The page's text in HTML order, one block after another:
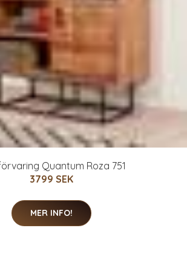
Quantum Roza 751
3799 SEK
MER INFO!